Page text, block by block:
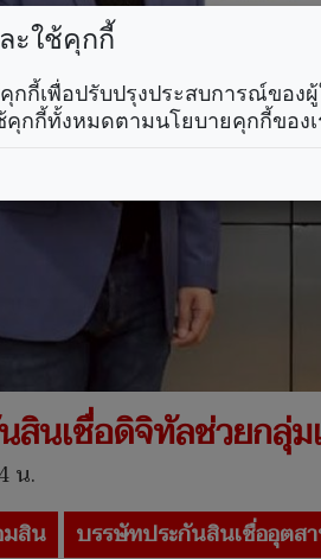
สินเชื่อดิจิทัลช่วยกลุ่
น.
มสิน บรรษัทประกันสินเชื่ออุตส
ะใช้คุกกี้
กกี้เพื่อปรับปรุงประสบการณ์ของ
คุกกี้ทั้งหมดตามนโยบายคุกกี้ของเ